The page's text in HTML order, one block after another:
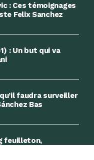
: Ces témoignages
Felix Sanchez
: Un but qui va
faudra surveiller
Bas
feuilleton,